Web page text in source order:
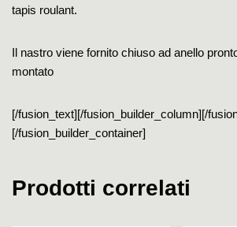
tapis roulant.
Il nastro viene fornito chiuso ad anello
montato
[/fusion_text][/fusion_builder_column][/
[/fusion_builder_container]
Prodotti correlati